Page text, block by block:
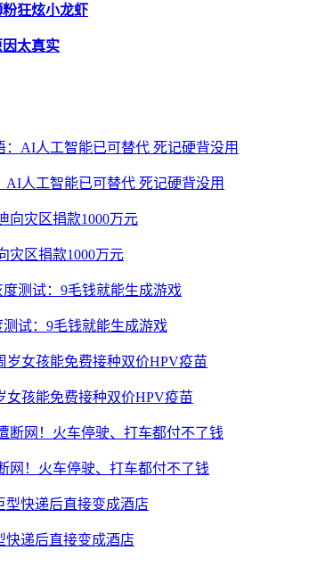
狂炫小龙虾
太真实
人工智能已可替代 死记硬背没用
灾区捐款1000万元
测试：9毛钱就能生成游戏
女孩能免费接种双价HPV疫苗
网！火车停驶、打车都付不了钱
快递后直接变成酒店